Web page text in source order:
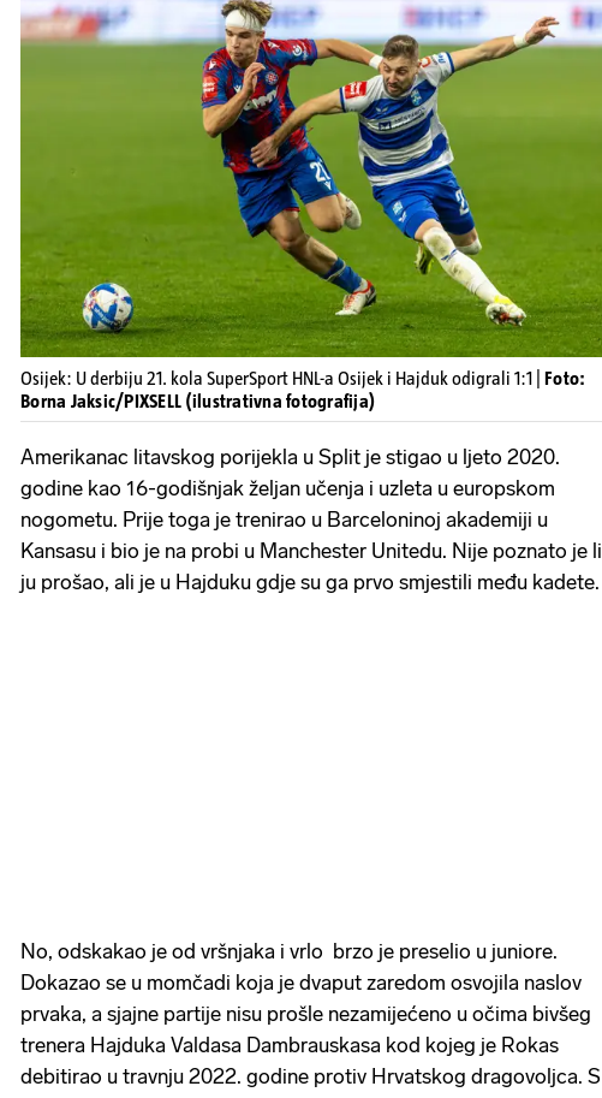
Osijek: U derbiju 21. kola SuperSport HNL-a Osijek i Hajduk odigrali 1:1 | Foto:
Borna Jaksic/PIXSELL (ilustrativna fotografija)
Amerikanac litavskog porijekla u Split je stigao u ljeto 2020.
godine kao 16-godišnjak željan učenja i uzleta u europskom
nogometu. Prije toga je trenirao u Barceloninoj akademiji u
Kansasu i bio je na probi u Manchester Unitedu. Nije poznato je li
ju prošao, ali je u Hajduku gdje su ga prvo smjestili među kadete.
No, odskakao je od vršnjaka i vrlo brzo je preselio u juniore.
Dokazao se u momčadi koja je dvaput zaredom osvojila naslov
prvaka, a sjajne partije nisu prošle nezamijećeno u očima bivšeg
trenera Hajduka Valdasa Dambrauskasa kod kojeg je Rokas
debitirao u travnju 2022. godine protiv Hrvatskog dragovoljca. S